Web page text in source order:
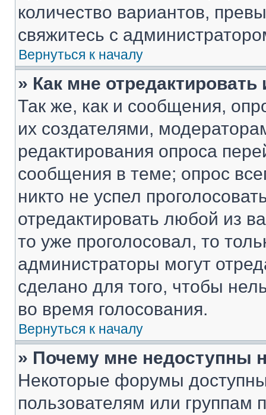
количество вариантов,
свяжитесь с
Вернуться к началу
» Как мне
Так же, как и сообщения,
их создателями,
редактирования опроса
сообщения в теме; опрос
никто не успел
отредактировать любой из
то уже проголосовал, то
администраторы могут
сделано для того, чтобы
во время голосования.
Вернуться к началу
» Почему мне недоступны
Некоторые форумы
пользователям или группам